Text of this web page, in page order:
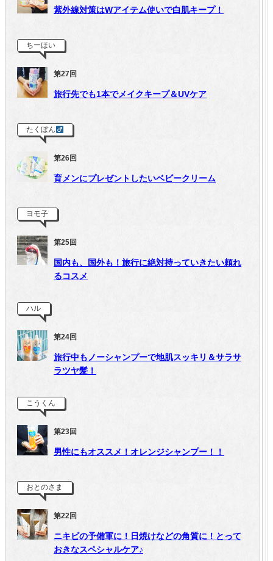
紫外線対策はWアイテム使いで白肌キープ！
ちーほい
第27回
旅行先でも1本でメイクキープ＆UVケア
たくぼん
第26回
育メンにプレゼントしたいベビークリーム
ヨモ子
第25回
国内も、国外も！旅行に絶対持っていきたい頼れ
るコスメ
ハル
第24回
旅行中もノーシャンプーで地肌スッキリ＆サラサ
ラツヤ髪！
こうくん
第23回
男性にもオススメ！オレンジシャンプー！！
おとのさま
第22回
ニキビの予備軍に！日焼けなどの角質に！とって
おきなスペシャルケア♪